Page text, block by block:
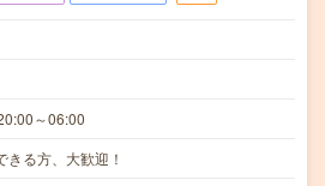
～06:00
きる方、大歓迎！